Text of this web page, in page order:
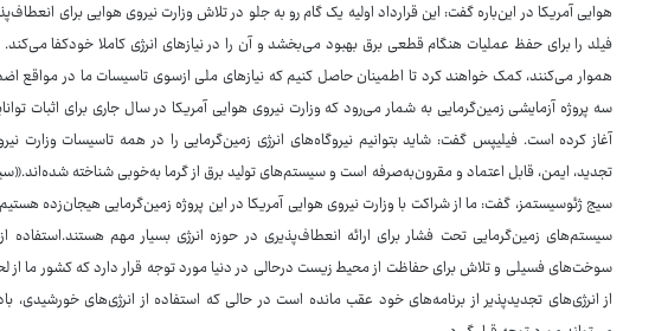
هوایی آمریکا در این‌باره گفت: این قرارداد اولیه یک گام رو به جلو در تلاش وزارت نیروی هوایی برای
فیلد را برای حفظ عملیات هنگام قطعی برق بهبود می‌بخشد و آن را در نیازهای انرژی کاملا خودکفا می‌کند.
هموار می‌کنند، کمک خواهند کرد تا اطمینان حاصل کنیم که نیازهای ملی ازسوی تاسیسات ما در مواقع
سه پروژه آزمایشی زمین‌گرمایی به شمار می‌رود که وزارت نیروی هوایی آمریکا در سال جاری برای اثبات
آغاز کرده است. فیلیپس گفت: شاید بتوانیم نیروگاه‌های انرژی زمین‌گرمایی را در همه تاسیسات وزارت
سیج ژئوسیستمز، گفت: ما از شراکت با وزارت نیروی هوایی آمریکا در این پروژه زمین‌گرمایی هیجان‌زده
سیستم‌های زمین‌گرمایی تحت فشار برای ارائه انعطاف‌پذیری در حوزه انرژی بسیار مهم هستند.استفاده
سوخت‌های فسیلی و تلاش برای حفاظت از محیط زیست درحالی در دنیا مورد توجه قرار دارد که کشور ما از
از انرژی‌های تجدیدپذیر از برنامه‌های خود عقب مانده است در حالی که استفاده از انرژی‌های خورشیدی،